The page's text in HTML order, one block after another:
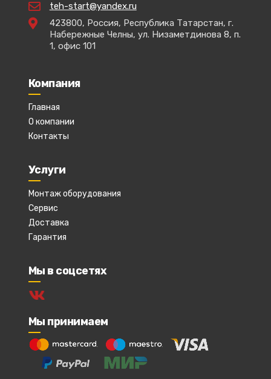
teh-start@yandex.ru
423800, Россия, Республика Татарстан, г.
Набережные Челны, ул. Низаметдинова 8, п.
1, офис 101
Компания
Главная
О компании
Контакты
Услуги
Монтаж оборудования
Сервис
Доставка
Гарантия
Мы в соцсетях
Мы принимаем